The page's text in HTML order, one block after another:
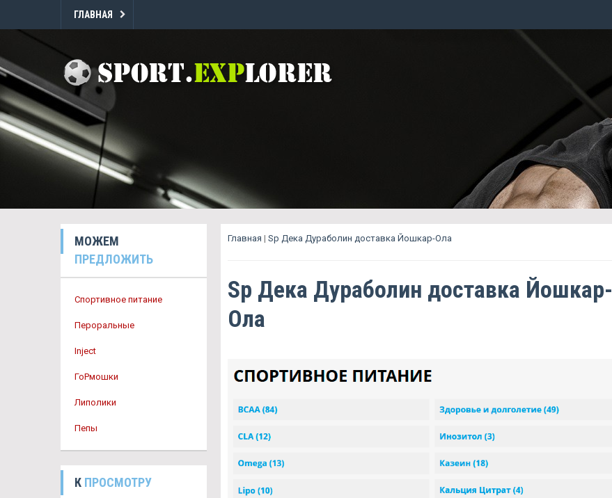
ГЛАВНАЯ
МОЖЕМ
ПРЕДЛОЖИТЬ
Спортивное питание
Пероральные
Inject
ГоРмошки
Липолики
Пепы
К ПРОСМОТРУ
Главная | Sp Дека Дураболин доставка Йошкар-Ола
Sp Дека Дураболин доставка Йошкар-
Ола